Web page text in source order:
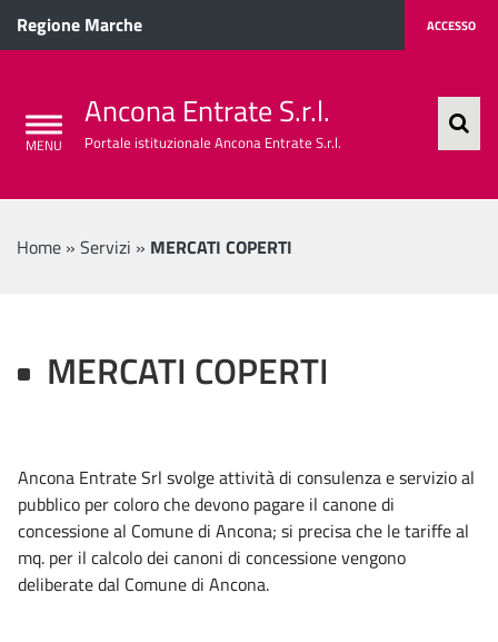
Regione Marche ACCESSO
Ancona Entrate S.r.l.
Portale istituzionale Ancona Entrate S.r.l.
Home » Servizi » MERCATI COPERTI
MERCATI COPERTI
Ancona Entrate Srl svolge attività di consulenza e servizio al
pubblico per coloro che devono pagare il canone di
concessione al Comune di Ancona; si precisa che le tariffe al
mq. per il calcolo dei canoni di concessione vengono
deliberate dal Comune di Ancona.